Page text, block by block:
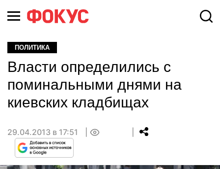
ПОЛИТИКА
Власти определились с
поминальными днями на
киевских кладбищах
29.04.2013 в 17:51